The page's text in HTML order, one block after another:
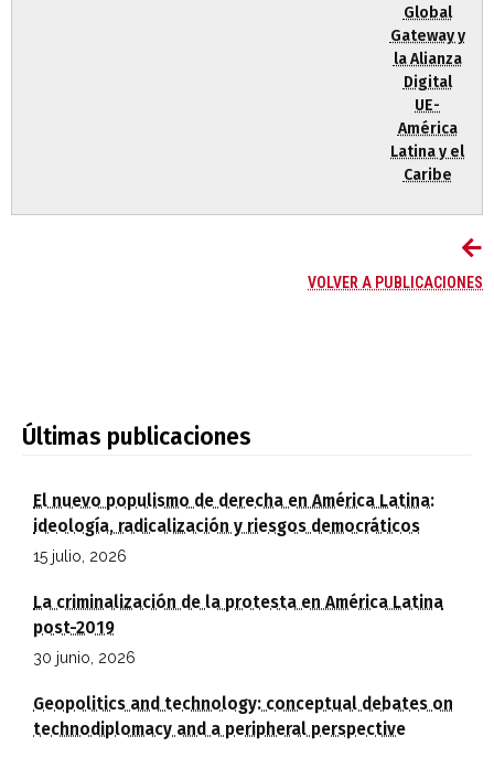
Global
Gateway y
la Alianza
Digital
UE-
América
Latina y el
Caribe
VOLVER A PUBLICACIONES
Últimas publicaciones
El nuevo populismo de derecha en América Latina:
ideología, radicalización y riesgos democráticos
15 julio, 2026
La criminalización de la protesta en América Latina
post-2019
30 junio, 2026
Geopolitics and technology: conceptual debates on
technodiplomacy and a peripheral perspective